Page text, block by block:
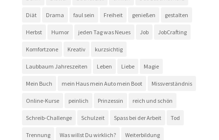
Diät Drama faul sein Freiheit genießen gestalten
Herbst Humor jeden Tag was Neues Job JobCrafting
Komfortzone Kreativ kurzsichtig
Laubbaum Jahreszeiten Leben Liebe Magie
Mein Buch mein Haus mein Auto mein Boot Missverständnis
Online-Kurse peinlich Prinzessin reich und schön
Schreib-Challenge Schulzeit Spass bei der Arbeit Tod
Trennung Was willst Du wirklich? Weiterbildung